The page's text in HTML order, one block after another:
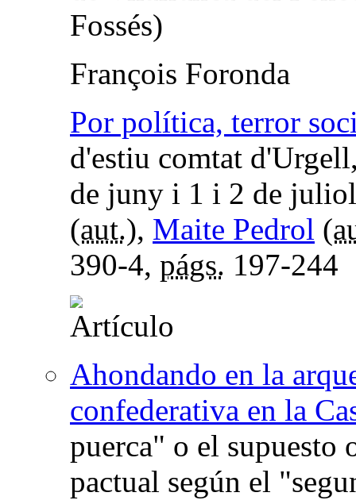
Fossés)
François Foronda
Por política, terror
d'estiu comtat
de juny i 1 i 2 de
(aut.), Maite Pedrol (
390-4, págs. 197-244
Ahondando en la
confederativa en la
puerca" o el
pactual según el